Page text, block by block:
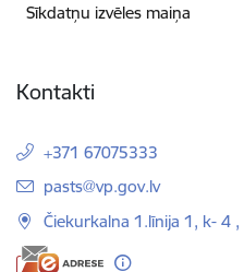
Sīkdatņu izvēles maiņa
Kontakti
+371 67075333
E-pasts:
pasts@vp.gov.lv
Čiekurkalna 1.līnija 1, k- 4 ,